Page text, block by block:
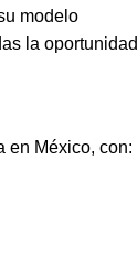
modelo
la oportunidad
en México, con: